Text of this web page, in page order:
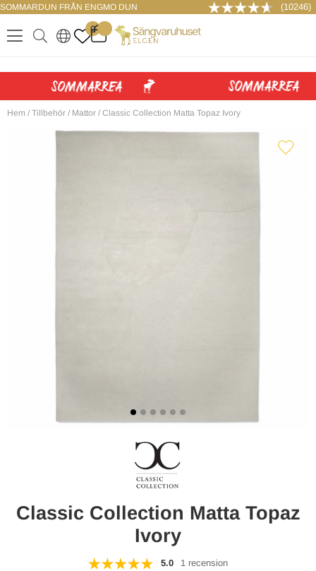
SOMMARDUN FRÅN ENGMO DUN (10246)
.
0
. ..
LOGGA IN
Hem / Tillbehör / Mattor / Classic Collection Matta Topaz Ivory
Classic Collection Matta Topaz
Ivory
5.0 1 recension